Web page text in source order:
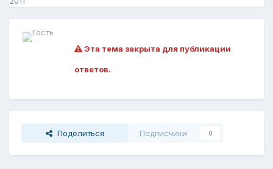
Эта тема закрыта для публикации
ответов.
Поделиться Подписчики 0